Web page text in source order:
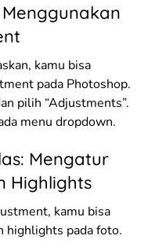
kamu bisa
pada Photoshop.
pilih “Adjustments”.
menu dropdown.
Mengatur
Highlights
kamu bisa
highlights pada foto.